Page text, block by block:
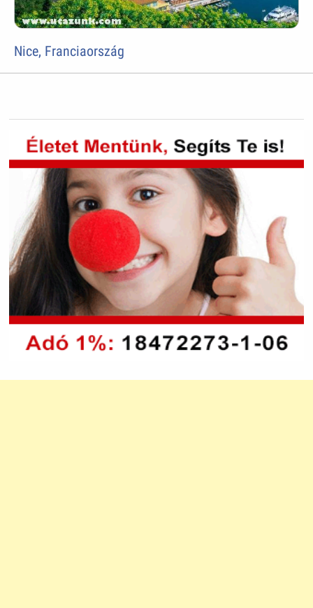
Nice, Franciaország